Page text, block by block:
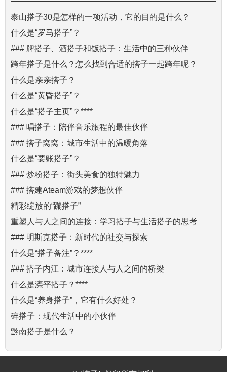
泰山搭子30是怎样的一项活动，它的目的是什么？
什么是“罗马搭子”？
### 牌搭子、酒搭子和饭搭子：生活中的三种伙伴
跨年搭子是什么？怎么找到合适的搭子一起跨年呢？
什么是亲亲搭子？
什么是“黄昏搭子”？
什么是“搭子主页”？****
### 唱搭子：陪伴音乐旅程的最佳伙伴
### 搭子窝窝：城市生活中的温暖角落
什么是“要账搭子”？
### 炒粉搭子：街头美食的独特魅力
### 搭建Ateam游戏的梦想伙伴
精彩绽放的“蹦搭子”
重塑人与人之间的连接：学习搭子与生活搭子的思考
### 明斯克搭子：新时代的社交与探索
什么是“搭子备注”？****
### 搭子内江：城市连接人与人之间的桥梁
什么是滦平搭子？****
什么是“养身搭子”，它有什么好处？
碎搭子：现代生活中的小伙伴
黔南搭子是什么？